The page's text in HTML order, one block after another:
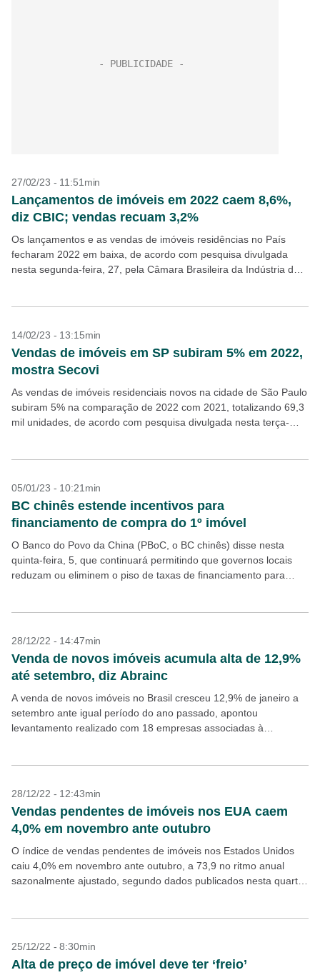
27/02/23 - 11:51min
Lançamentos de imóveis em 2022 caem 8,6%,
diz CBIC; vendas recuam 3,2%
Os lançamentos e as vendas de imóveis residências no País
fecharam 2022 em baixa, de acordo com pesquisa divulgada
nesta segunda-feira, 27, pela Câmara Brasileira da Indústria da
14/02/23 - 13:15min
Vendas de imóveis em SP subiram 5% em 2022,
mostra Secovi
As vendas de imóveis residenciais novos na cidade de São Paulo
subiram 5% na comparação de 2022 com 2021, totalizando 69,3
mil unidades, de acordo com pesquisa divulgada nesta terça-
05/01/23 - 10:21min
BC chinês estende incentivos para
financiamento de compra do 1º imóvel
O Banco do Povo da China (PBoC, o BC chinês) disse nesta
quinta-feira, 5, que continuará permitindo que governos locais
reduzam ou eliminem o piso de taxas de financiamento para
28/12/22 - 14:47min
Venda de novos imóveis acumula alta de 12,9%
até setembro, diz Abrainc
A venda de novos imóveis no Brasil cresceu 12,9% de janeiro a
setembro ante igual período do ano passado, apontou
levantamento realizado com 18 empresas associadas à
28/12/22 - 12:43min
Vendas pendentes de imóveis nos EUA caem
4,0% em novembro ante outubro
O índice de vendas pendentes de imóveis nos Estados Unidos
caiu 4,0% em novembro ante outubro, a 73,9 no ritmo anual
sazonalmente ajustado, segundo dados publicados nesta quarta-
25/12/22 - 8:30min
Alta de preço de imóvel deve ter ‘freio’